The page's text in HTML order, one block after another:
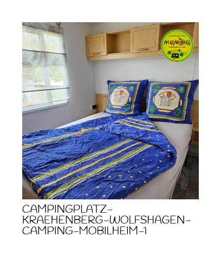
CAMPINGPLATZ-
KRAEHENBERG-WOLFSHAGEN-
CAMPING-MOBILHEIM-1